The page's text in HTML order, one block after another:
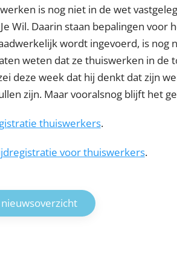
is nog niet in de wet
Wil. Daarin staan bepalingen
wordt ingevoerd, is nog
weten dat ze thuiswerken in de
deze week dat hij denkt dat zijn
zijn. Maar vooralsnog blijft het
thuiswerkers.
voor thuiswerkers.